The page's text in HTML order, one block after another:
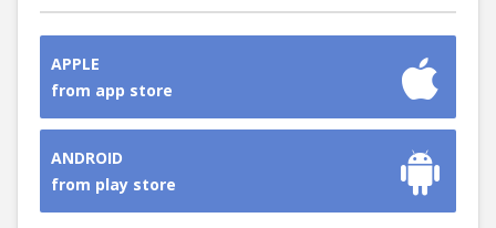
APPLE
from app store
ANDROID
from play store